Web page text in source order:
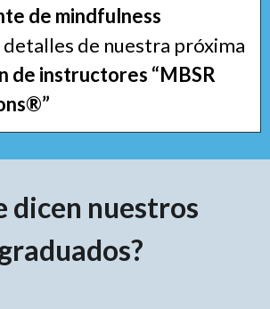
de mindfulness
detalles de nuestra próxima
de instructores “MBSR
dicen nuestros